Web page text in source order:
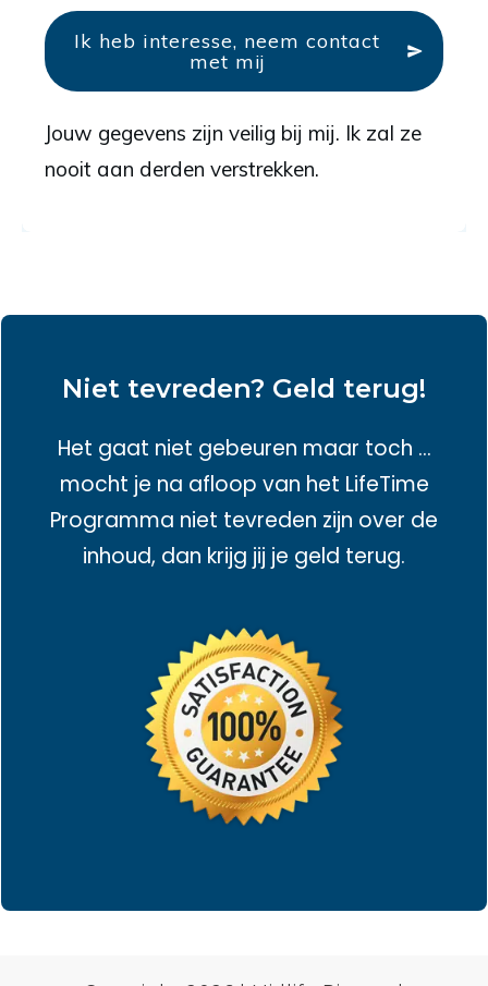
Ik heb interesse, neem contact
met mij
Jouw gegevens zijn veilig bij mij. Ik zal ze
nooit aan derden verstrekken.
Niet tevreden? Geld terug!
Het gaat niet gebeuren maar toch ...
mocht je na afloop van het LifeTime
Programma niet tevreden zijn over de
inhoud, dan krijg jij je geld terug.